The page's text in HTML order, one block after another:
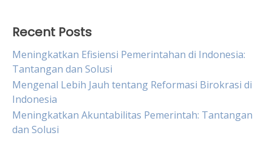
Recent Posts
Meningkatkan Efisiensi Pemerintahan di Indonesia:
Tantangan dan Solusi
Mengenal Lebih Jauh tentang Reformasi Birokrasi di
Indonesia
Meningkatkan Akuntabilitas Pemerintah: Tantangan
dan Solusi